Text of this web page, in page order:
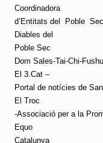
Coordinadora
d’Entitats del
Poble Sec
Diables del
Poble Sec
Dom Sales-Tai-Chi-
El 3.Cat –
Portal de notícies de
El Troc
-Associació per a la
Equo
Catalunya